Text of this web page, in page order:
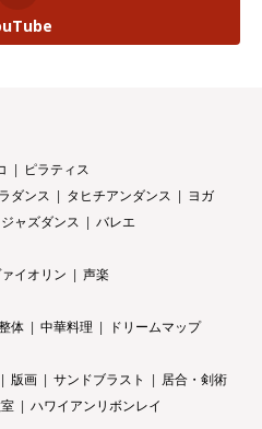
ピラティス
ダンス タヒチアンダンス
ヨガ
ジャズダンス
バレエ
イオリン
声楽
体 中華料理
ドリームマップ
版画 サンドブラスト
居合・剣術
ハワイアンリボンレイ